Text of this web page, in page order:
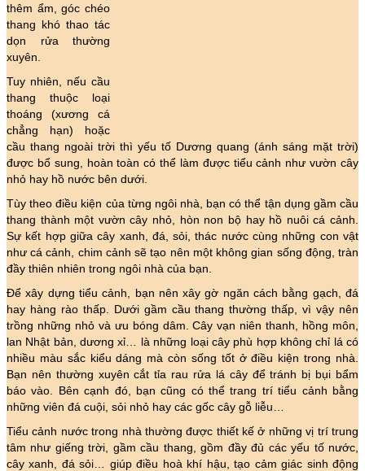
thêm ẩm, góc chéo
thang khó thao tác
dọn rửa thường
xuyên.
Tuy nhiên, nếu cầu
thang thuộc loại
thoáng (xương cá
chẳng hạn) hoặc
cầu thang ngoài trời thì yếu tố Dương quang (ánh sáng mặt trời)
được bổ sung, hoàn toàn có thể làm được tiểu cảnh như vườn cây
nhỏ hay hồ nước bên dưới.
Tùy theo điều kiện của từng ngôi nhà, bạn có thể tận dụng gầm cầu
thang thành một vườn cây nhỏ, hòn non bộ hay hồ nuôi cá cảnh.
Sự kết hợp giữa cây xanh, đá, sỏi, thác nước cùng những con vật
như cá cảnh, chim cảnh sẽ tạo nên một không gian sống động, tràn
đầy thiên nhiên trong ngôi nhà của bạn.
Để xây dựng tiểu cảnh, bạn nên xây gờ ngăn cách bằng gạch, đá
hay hàng rào thấp. Dưới gầm cầu thang thường thấp, vì vậy nên
trồng những nhỏ và ưu bóng dâm. Cây vạn niên thanh, hồng môn,
lan Nhật bản, dương xỉ… là những loại cây phù hợp không chỉ lá có
nhiều màu sắc kiểu dáng mà còn sống tốt ở điều kiện trong nhà.
Bạn nên thường xuyên cắt tỉa rau rửa lá cây để tránh bị bụi bẩm
báo vào. Bên cạnh đó, bạn cũng có thể trang trí tiểu cảnh bằng
những viên đá cuội, sỏi nhỏ hay các gốc cây gỗ liễu…
Tiểu cảnh nước trong nhà thường được thiết kế ở những vị trí trung
tâm như giếng trời, gầm cầu thang, gồm đầy đủ các yếu tố nước,
cây xanh, đá sỏi… giúp điều hoà khí hậu, tạo cảm giác sinh động